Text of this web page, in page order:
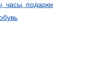
часы, подарки